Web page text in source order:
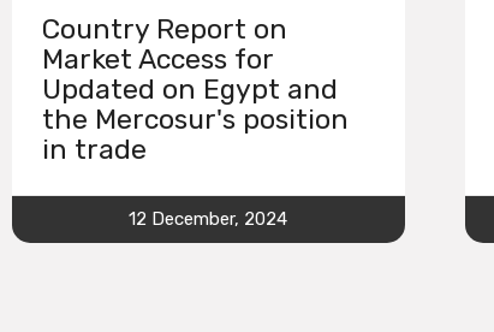
Country Report on
Market Access for
Updated on Egypt and
the Mercosur's position
in trade
12 December, 2024